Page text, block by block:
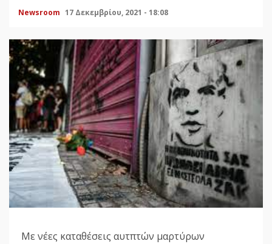
Newsroom 17 Δεκεμβρίου, 2021 - 18:08
Με νέες καταθέσεις αυτπτών μαρτύρων